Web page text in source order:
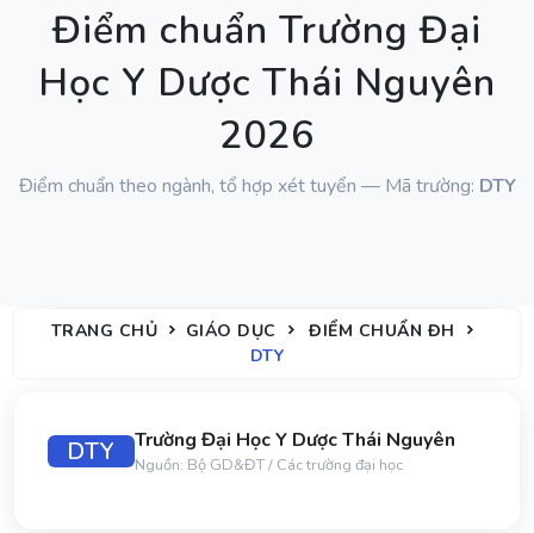
Điểm chuẩn Trường Đại
Học Y Dược Thái Nguyên
2026
Điểm chuẩn theo ngành, tổ hợp xét tuyển — Mã trường: DTY
TRANG CHỦ GIÁO DỤC
ĐIỂM CHUẨN ĐH
DTY
DTY Trường Đại Học Y Dược Thái Nguyên
Nguồn: Bộ GD&ĐT / Các trường đại học